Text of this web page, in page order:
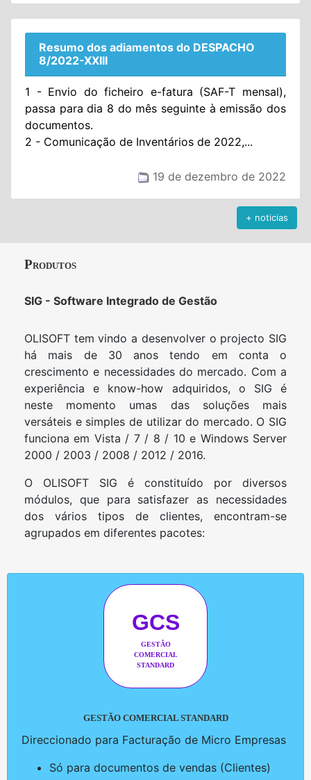
Resumo dos adiamentos do DESPACHO
8/2022-XXIII
1 - Envio do ficheiro e-fatura (SAF-T mensal),
passa para dia 8 do mês seguinte à emissão dos
documentos.
2 - Comunicação de Inventários de 2022,...
19 de dezembro de 2022
+ noticias
Produtos
SIG - Software Integrado de Gestão
OLISOFT tem vindo a desenvolver o projecto SIG
há mais de 30 anos tendo em conta o
crescimento e necessidades do mercado. Com a
experiência e know-how adquiridos, o SIG é
neste momento umas das soluções mais
versáteis e simples de utilizar do mercado. O SIG
funciona em Vista / 7 / 8 / 10 e Windows Server
2000 / 2003 / 2008 / 2012 / 2016.
O OLISOFT SIG é constituído por diversos
módulos, que para satisfazer as necessidades
dos vários tipos de clientes, encontram-se
agrupados em diferentes pacotes:
GCS
GESTÃO
COMERCIAL
STANDARD
GESTÃO COMERCIAL STANDARD
Direccionado para Facturação de Micro Empresas
Só para documentos de vendas (Clientes)